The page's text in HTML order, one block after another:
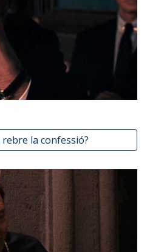
la confessió?